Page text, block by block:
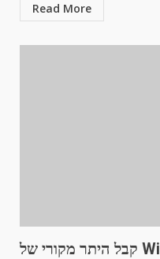
Read More
קבל היתר מקורי של Windows 10 במחיר של 14 $